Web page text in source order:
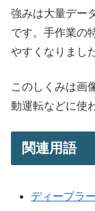
強みは大量デー
です。手作業の
やすくなりまし
このしくみは画
動運転などに使
関連用語
ディープラ